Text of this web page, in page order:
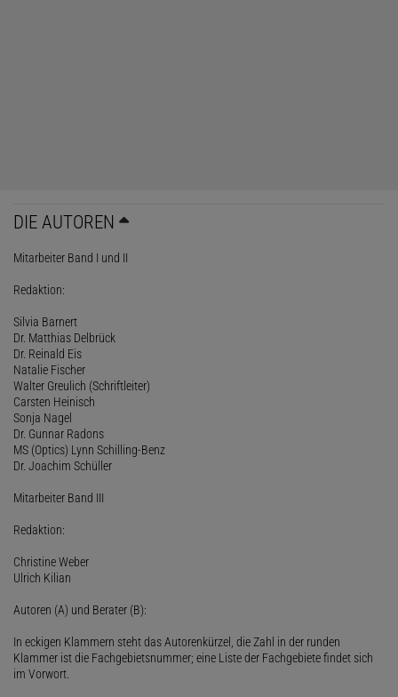
DIE AUTOREN
Mitarbeiter Band I und II
Redaktion:
Silvia Barnert
Dr. Matthias Delbrück
Dr. Reinald Eis
Natalie Fischer
Walter Greulich (Schriftleiter)
Carsten Heinisch
Sonja Nagel
Dr. Gunnar Radons
MS (Optics) Lynn Schilling-Benz
Dr. Joachim Schüller
Mitarbeiter Band III
Redaktion:
Christine Weber
Ulrich Kilian
Autoren (A) und Berater (B):
In eckigen Klammern steht das Autorenkürzel, die Zahl in der runden
Klammer ist die Fachgebietsnummer; eine Liste der Fachgebiete findet sich
im Vorwort.